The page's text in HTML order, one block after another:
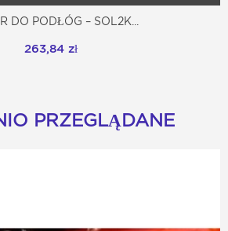
DO PODŁÓG – SOL2K...
263,84 zł
PRZEGLĄDANE